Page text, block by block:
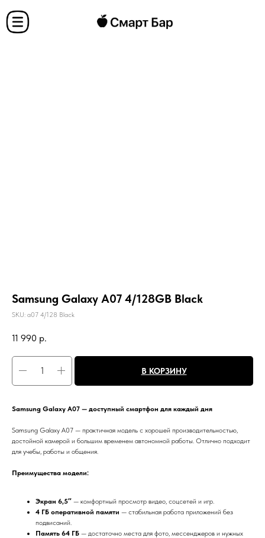
Samsung Galaxy A07 4/128GB Black
SKU: a07 4/128 Black
11 990 р.
В КОРЗИНУ
Samsung Galaxy A07 — доступный смартфон для каждый дня
Samsung Galaxy A07 — практичная модель с хорошей производительностью,
достойной камерой и большим временем автономной работы. Отлично подходит
для учебы, работы и общения.
Преимущества модели:
Экран 6,5″ — комфортный просмотр видео, соцсетей и игр.
4 ГБ оперативной памяти — стабильная работа приложений без
подвисаний.
Память 64 ГБ — достаточно места для фото, мессенджеров и нужных